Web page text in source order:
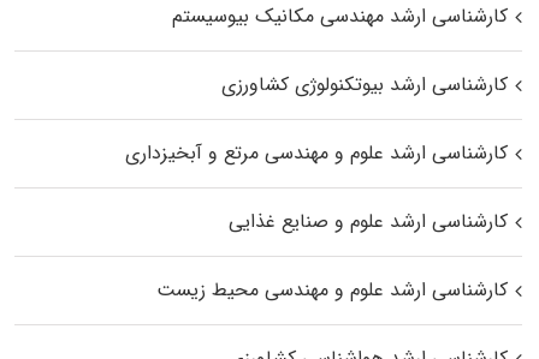
کارشناسی ارشد مهندسی مکانیک بیوسیستم
کارشناسی ارشد بیوتکنولوژی کشاورزی
کارشناسی ارشد علوم و مهندسی مرتع و آبخیزداری
کارشناسی ارشد علوم و صنایع غذایی
کارشناسی ارشد علوم و مهندسی محیط زیست